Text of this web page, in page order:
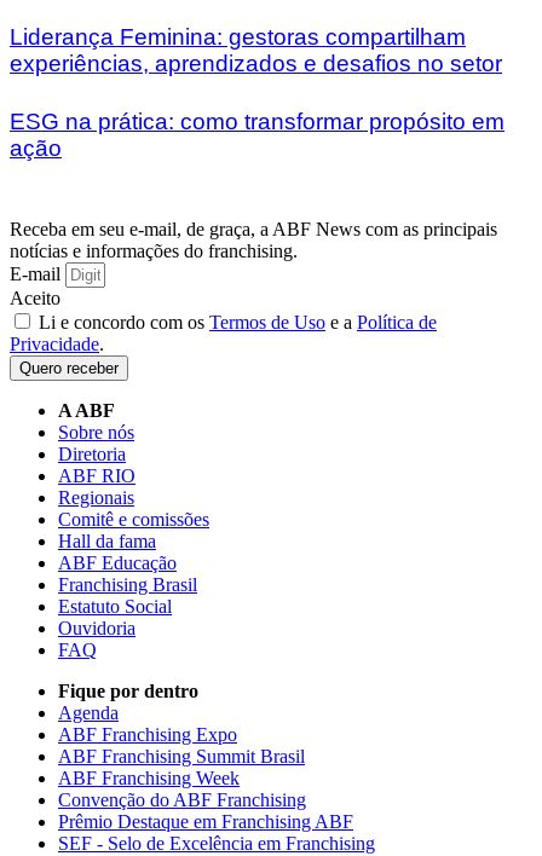
Liderança Feminina: gestoras compartilham
experiências, aprendizados e desafios no setor
ESG na prática: como transformar propósito em
ação
Receba em seu e-mail, de graça, a ABF News com as principais
notícias e informações do franchising.
E-mail
Aceito
Li e concordo com os Termos de Uso e a Política de
Privacidade.
Quero receber
A ABF
Sobre nós
Diretoria
ABF RIO
Regionais
Comitê e comissões
Hall da fama
ABF Educação
Franchising Brasil
Estatuto Social
Ouvidoria
FAQ
Fique por dentro
Agenda
ABF Franchising Expo
ABF Franchising Summit Brasil
ABF Franchising Week
Convenção do ABF Franchising
Prêmio Destaque em Franchising ABF
SEF - Selo de Excelência em Franchising